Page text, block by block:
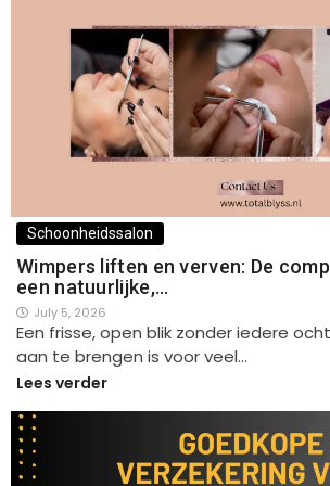
Schoonheidssalon
Wimpers liften en verven: De
een natuurlijke,…
July 5, 2026
Een frisse, open blik zonder iedere
aan te brengen is voor veel…
Lees verder